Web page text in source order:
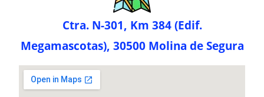
Ctra. N-301, Km 384 (Edif.
Megamascotas), 30500 Molina de Segura